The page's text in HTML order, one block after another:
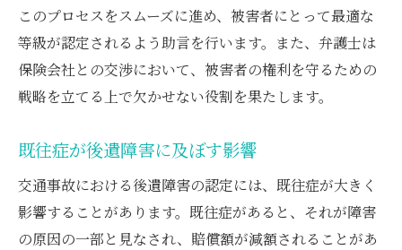
このプロセスをスムーズに進め、被害者にとって最適な
等級が認定されるよう助言を行います。また、弁護士は
保険会社との交渉において、被害者の権利を守るための
戦略を立てる上で欠かせない役割を果たします。
既往症が後遺障害に及ぼす影響
交通事故における後遺障害の認定には、既往症が大きく
影響することがあります。既往症があると、それが障害
の原因の一部と見なされ、賠償額が減額されることがあ